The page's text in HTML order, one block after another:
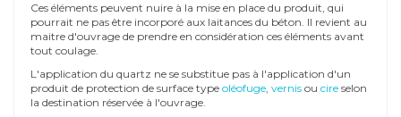
Ces éléments peuvent nuire à la mise en place du produit, qui
pourrait ne pas être incorporé aux laitances du béton. Il revient au
maitre d'ouvrage de prendre en considération ces éléments avant
tout coulage.
L'application du quartz ne se substitue pas à l'application d'un
produit de protection de surface type oléofuge, vernis ou cire selon
la destination réservée à l'ouvrage.